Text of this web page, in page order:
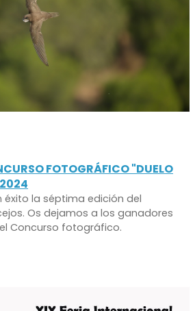
FOTOGRÁFICO "DUELO
éxito la séptima edición del
Os dejamos a los ganadores
Concurso fotográfico.